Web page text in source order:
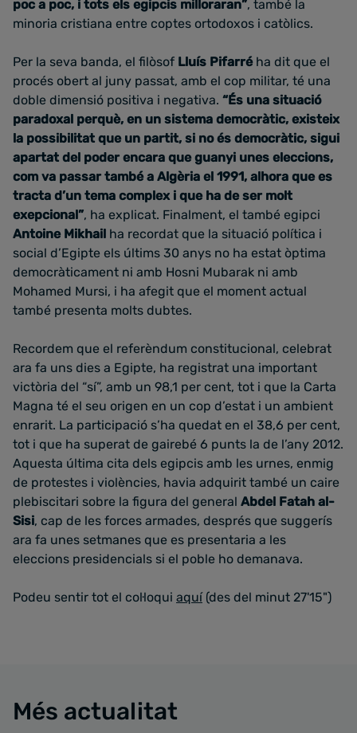
poc a poc, i tots els egipcis milloraran”, també la
minoria cristiana entre coptes ortodoxos i catòlics.
Per la seva banda, el filòsof Lluís Pifarré ha dit que el
procés obert al juny passat, amb el cop militar, té una
doble dimensió positiva i negativa. “És una situació
paradoxal perquè, en un sistema democràtic, existeix
la possibilitat que un partit, si no és democràtic, sigui
apartat del poder encara que guanyi unes eleccions,
com va passar també a Algèria el 1991, alhora que es
tracta d’un tema complex i que ha de ser molt
exepcional”, ha explicat. Finalment, el també egipci
Antoine Mikhail ha recordat que la situació política i
social d’Egipte els últims 30 anys no ha estat òptima
democràticament ni amb Hosni Mubarak ni amb
Mohamed Mursi, i ha afegit que el moment actual
també presenta molts dubtes.
Recordem que el referèndum constitucional, celebrat
ara fa uns dies a Egipte, ha registrat una important
victòria del “sí”, amb un 98,1 per cent, tot i que la Carta
Magna té el seu origen en un cop d’estat i un ambient
enrarit. La participació s’ha quedat en el 38,6 per cent,
tot i que ha superat de gairebé 6 punts la de l’any 2012.
Aquesta última cita dels egipcis amb les urnes, enmig
de protestes i violències, havia adquirit també un caire
plebiscitari sobre la figura del general Abdel Fatah al-
Sisi, cap de les forces armades, després que suggerís
ara fa unes setmanes que es presentaria a les
eleccions presidencials si el poble ho demanava.
Podeu sentir tot el col·loqui aquí(des del minut 27'15")
Més actualitat